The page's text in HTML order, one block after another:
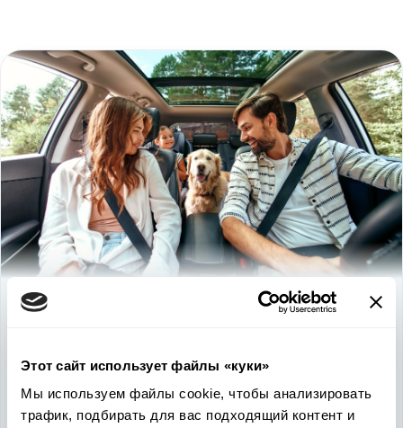
Этот сайт использует файлы «куки»
Мы используем файлы cookie, чтобы анализировать
трафик, подбирать для вас подходящий контент и
Используйте
возможность
откроет перед вами дополнительные перспективы. Кроме
ожидаемого результата, вы получите реальные выгоды.